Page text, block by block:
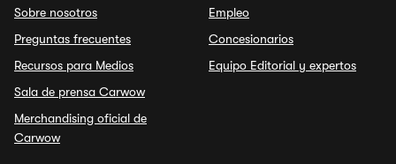
Sobre nosotros
Preguntas frecuentes
Recursos para Medios
Sala de prensa Carwow
Merchandising oficial de
Carwow
Empleo
Concesionarios
Equipo Editorial y expertos